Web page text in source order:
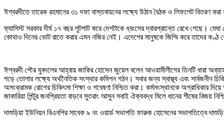
ঈশ্বরদীতে তারেক রহমানের ৩১ দফা বাস্তবায়নের লক্ষ্যে উঠান বৈঠক ও লিফলেট বিতরণ করা
ফ্যাসিস্ট সরকার দীর্ঘ ১৭ বছর লুটপাট করে দেশটাকে ধ্বংসের দ্বারপ্রান্তে রেখে গেছে।
কোথাও দিনের ভোট রাতে করার এমন নজির নেই। এদেশের মানুষকে জিম্মি করে তাদের কণ্ঠ
ঈশ্বরদী পৌর যুবদলের আহ্বায় জাকির হোসেন জুয়েল বলেন আওয়ামীলীগের তিনটি ধারা
গড়ে তোলার লক্ষ্যে অর্থনৈতিক সংস্থার কমিশন গঠন। সবার জন্য স্বাস্থ্য এবং সার্বজনীন
অসংক্রামক রোগের চিকিৎসা শিক্ষা ও গবেষণা নিশ্চিত করা। কর্মসংস্থানকে অগ্রাধিকার
জাকারিয়া পিন্টুর জনপ্রিয়তা বাড়বে সুতরাং আসুন সবাই ঐক্যবদ্ধ মিলে ধানের শীষের বিজয়
দাশুড়িয়া ইউনিয়ন বিএনপির সাবেক ৯ নং ওয়ার্ড সভাপতি ফারুক হোসেনের সভাপতিত্বে